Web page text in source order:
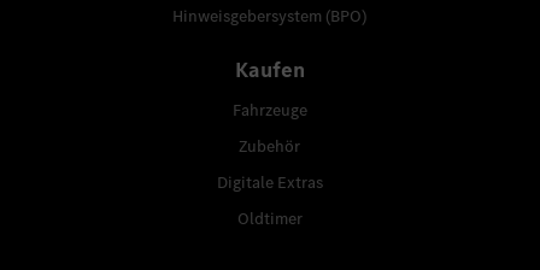
Hinweisgebersystem (BPO)
Kaufen
Fahrzeuge
Zubehör
Digitale Extras
Oldtimer